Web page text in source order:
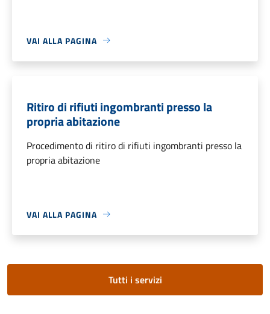
VAI ALLA PAGINA
Ritiro di rifiuti ingombranti presso la
propria abitazione
Procedimento di ritiro di rifiuti ingombranti presso la
propria abitazione
VAI ALLA PAGINA
Tutti i servizi